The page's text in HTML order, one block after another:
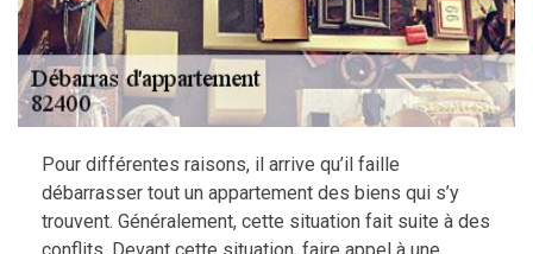
Pour différentes raisons, il arrive qu’il faille
débarrasser tout un appartement des biens qui s’y
trouvent. Généralement, cette situation fait suite à des